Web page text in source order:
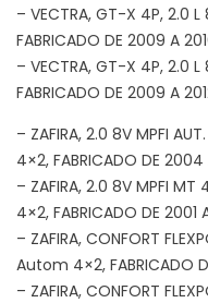
– VECTRA, GT-X 4P, 2.0
FABRICADO DE 2009 A
– VECTRA, GT-X 4P, 2.0
FABRICADO DE 2009 A
– ZAFIRA, 2.0 8V MPFI
4×2, FABRICADO DE
– ZAFIRA, 2.0 8V MPFI
4×2, FABRICADO DE 2001
– ZAFIRA, CONFORT
Autom 4×2, FABRICADO
– ZAFIRA, CONFORT